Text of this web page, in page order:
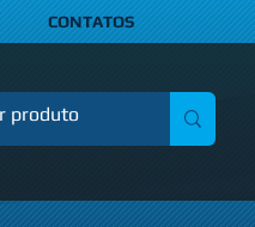
CONTATOS